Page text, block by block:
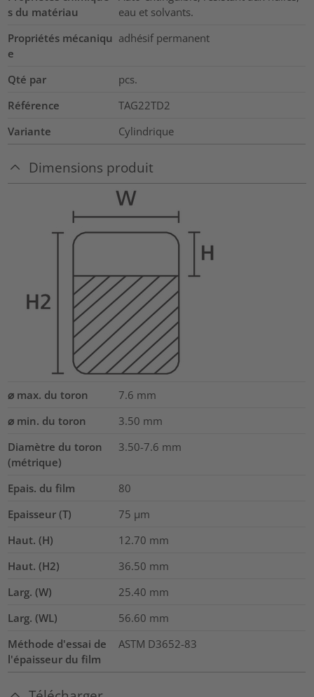
s du matériau
eau et solvants.
Propriétés mécaniqu
e
adhésif permanent
Qté par
pcs.
Référence
TAG22TD2
Variante
Cylindrique
Dimensions produit
⌀ max. du toron 7.6 mm
⌀ min. du toron
3.50 mm
Diamètre du toron
(métrique)
3.50-7.6 mm
Epais. du film
80
Epaisseur (T)
75 µm
Haut. (H)
12.70 mm
Haut. (H2)
36.50 mm
Larg. (W)
25.40 mm
Larg. (WL)
56.60 mm
Méthode d'essai de
l'épaisseur du film
ASTM D3652-83